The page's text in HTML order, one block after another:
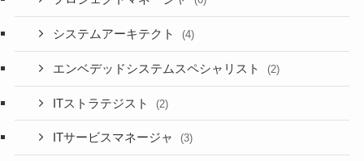
システムアーキテクト (4)
エンベデッドシステムスペシャリスト (2)
ITストラテジスト (2)
ITサービスマネージャ (3)